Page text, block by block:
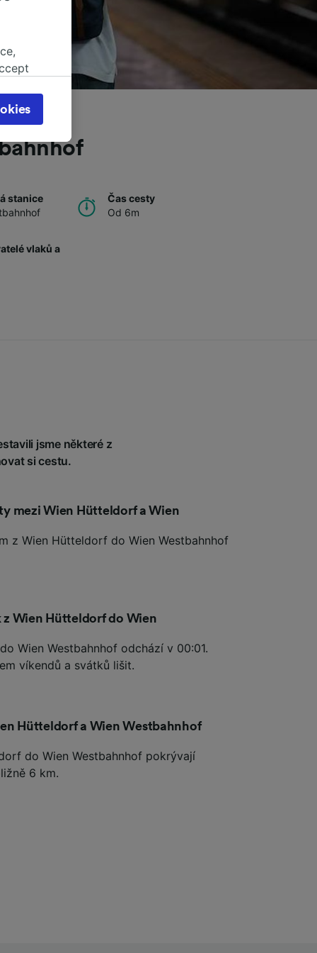
stanice
Čas cesty
Od 6m
vlaků a
jsme některé z
si cestu.
mezi Wien Hütteldorf a Wien
z Wien Hütteldorf do Wien Westbahnhof
Wien Hütteldorf do Wien
Wien Westbahnhof odchází v 00:01.
víkendů a svátků lišit.
Hütteldorf a Wien Westbahnhof
do Wien Westbahnhof pokrývají
6 km.
page.